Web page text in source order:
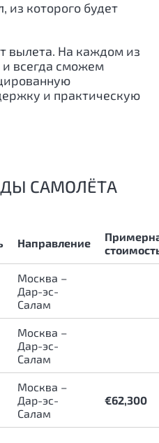
из которого будет
вылета. На каждом из
всегда сможем
и практическую
САМОЛЁТА
Направление
Москва –
Дар-эс-
Салам
Москва –
Дар-эс-
Салам
Москва –
Дар-эс-
Салам
€62,300